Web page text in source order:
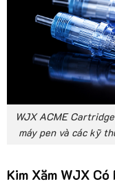
WJX ACME
máy pen và các kỹ
Kim Xăm WJX